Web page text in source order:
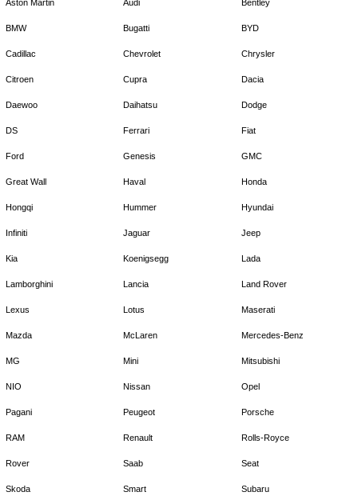
Aston Martin Audi Bentley
BMW Bugatti BYD
Cadillac Chevrolet Chrysler
Citroen Cupra Dacia
Daewoo Daihatsu Dodge
DS Ferrari Fiat
Ford Genesis GMC
Great Wall Haval Honda
Hongqi Hummer Hyundai
Infiniti Jaguar Jeep
Kia Koenigsegg Lada
Lamborghini Lancia Land Rover
Lexus Lotus Maserati
Mazda McLaren Mercedes-Benz
MG Mini Mitsubishi
NIO Nissan Opel
Pagani Peugeot Porsche
RAM Renault Rolls-Royce
Rover Saab Seat
Skoda Smart Subaru